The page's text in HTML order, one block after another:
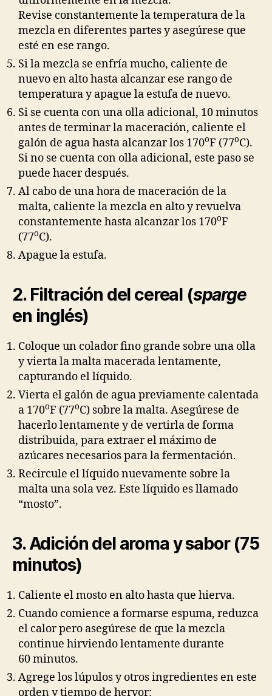
Revise constantemente la temperatura de la
mezcla en diferentes partes y asegúrese que
esté en ese rango.
Si la mezcla se enfría mucho, caliente de
nuevo en alto hasta alcanzar ese rango de
temperatura y apague la estufa de nuevo.
Si se cuenta con una olla adicional, 10 minutos
antes de terminar la maceración, caliente el
galón de agua hasta alcanzar los 170oF (77oC).
Si no se cuenta con olla adicional, este paso se
puede hacer después.
Al cabo de una hora de maceración de la
malta, caliente la mezcla en alto y revuelva
constantemente hasta alcanzar los 170oF
(77oC).
Apague la estufa.
2. Filtración del cereal (sparge
en inglés)
Coloque un colador fino grande sobre una olla
y vierta la malta macerada lentamente,
capturando el líquido.
Vierta el galón de agua previamente calentada
a 170oF (77oC) sobre la malta. Asegúrese de
hacerlo lentamente y de vertirla de forma
distribuida, para extraer el máximo de
azúcares necesarios para la fermentación.
Recircule el líquido nuevamente sobre la
malta una sola vez. Este líquido es llamado
“mosto”.
3. Adición del aroma y sabor (75
minutos)
Caliente el mosto en alto hasta que hierva.
Cuando comience a formarse espuma, reduzca
el calor pero asegúrese de que la mezcla
continue hirviendo lentamente durante
60 minutos.
Agrege los lúpulos y otros ingredientes en este
orden y tiempo de hervor: